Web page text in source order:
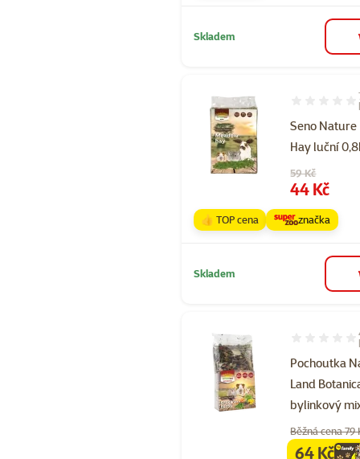
Skladem
Seno Nature
Hay luční
Hodnocení
Původní cena
59 Kč
Cena
44 Kč
👍 TOP cena značka
Skladem
Pochoutka
Land
bylinkový
Hodnocení
Běžná cena 79
64 Kč